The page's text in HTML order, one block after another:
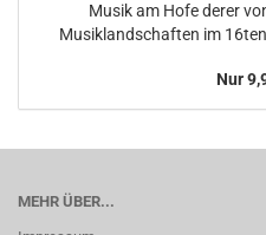
Musik am Hofe derer
Musiklandschaften im
Nur
MEHR ÜBER...